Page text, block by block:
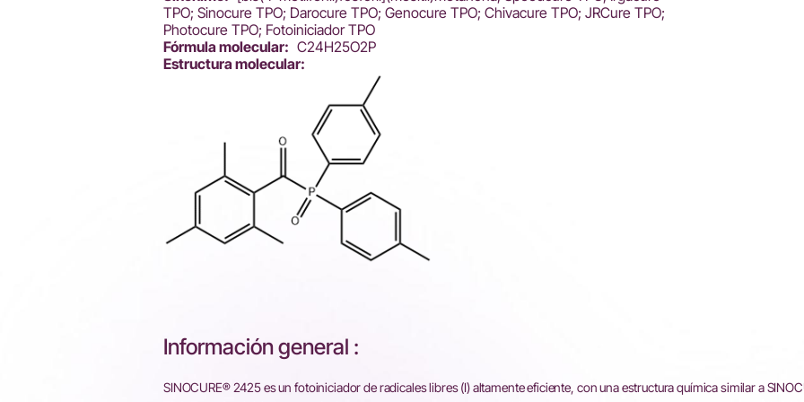
TPO; Sinocure TPO; Darocure TPO; Genocure TPO; Chivacure TPO; JRCure TPO;
Photocure TPO; Fotoiniciador TPO
Fórmula molecular: C24H25O2P
Estructura molecular:
Información general :
SINOCURE® 2425 es un fotoiniciador de radicales libres (I) altamente eficiente, con una estructura química similar a